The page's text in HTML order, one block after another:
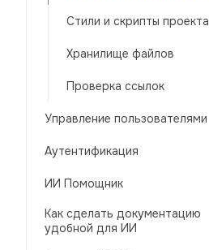
Стили и скрипты проекта
Хранилище файлов
Проверка ссылок
Управление пользователями
Аутентификация
ИИ Помощник
Как сделать документацию
удобной для ИИ